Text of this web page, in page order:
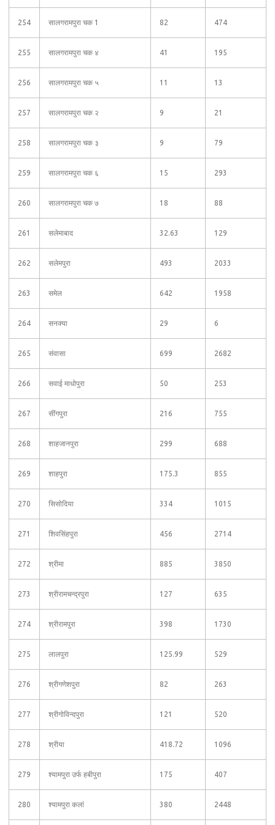
254 सालगरामपुरा चक 1 82 474
255 सालगरामपुरा चक ४ 41 195
256 सालगरामपुरा चक ५ 11 13
257 सालगरामपुरा चक २ 9 21
258 सालगरामपुरा चक ३ 9 79
259 सालगरामपुरा चक ६ 15 293
260 सालगरामपुरा चक ७ 18 88
261 सलेमाबाद 32.63 129
262 सलेमपुरा 493 2033
263 समेल 642 1958
264 सनक्या 29 6
265 संवासा 699 2682
266 सवाई माधोपुरा 50 253
267 सींगपुरा 216 755
268 शाहजानपुरा 299 688
269 शाहपुरा 175.3 855
270 सिसोदिया 334 1015
271 शिवसिंहपुरा 456 2714
272 श्रीमा 885 3850
273 श्रीरामचन्द्रपुरा 127 635
274 श्रीरामपुरा 398 1730
275 लालपुरा 125.99 529
276 श्रीगणेशपुरा 82 263
277 श्रीगोविन्दपुरा 121 520
278 श्रीया 418.72 1096
279 श्यामपुरा उर्फ हबीपुरा 175 407
280 श्यामपुरा कलां 380 2448